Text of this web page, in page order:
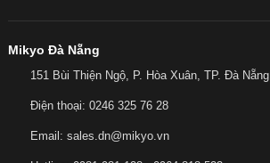
Mikyo Đà Nẵng
151 Bùi Thiện Ngộ, P. Hòa Xuân, TP. Đà Nẵng.
Điện thoại: 0246 325 76 28
Email: sales.dn@mikyo.vn